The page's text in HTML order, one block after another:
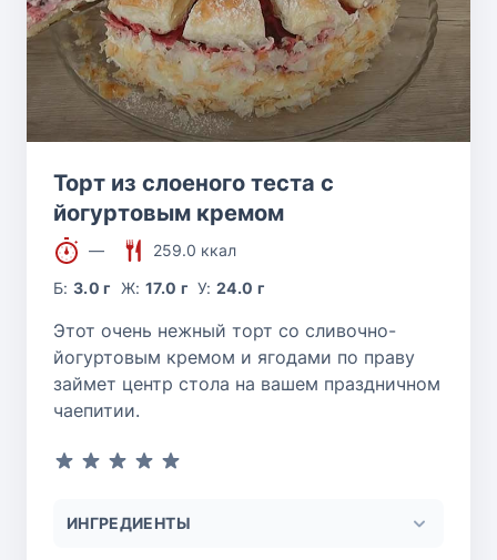
Торт из слоеного теста с
йогуртовым кремом
—
259.0 ккал
Б:3.0 г Ж: 17.0 г У:24.0 г
Этот очень нежный торт со сливочно-
йогуртовым кремом и ягодами по праву
займет центр стола на вашем праздничном
чаепитии.
ИНГРЕДИЕНТЫ